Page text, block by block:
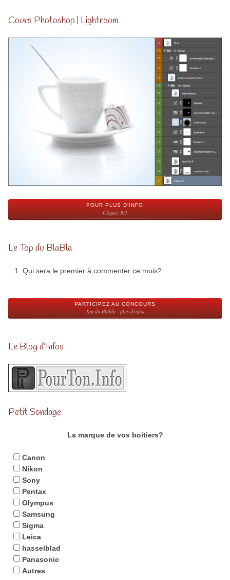
Cours Photoshop | Lightroom
POUR PLUS D'INFO
Cliquez ICI
Le Top du BlaBla
Qui sera le premier à commenter ce mois?
PARTICIPEZ AU CONCOURS
Top du Blabla - plus d'infos
Le Blog d’Infos
Petit Sondage
La marque de vos boitiers?
Canon
Nikon
Sony
Pentax
Olympus
Samsung
Sigma
Leica
hasselblad
Panasonic
Autres